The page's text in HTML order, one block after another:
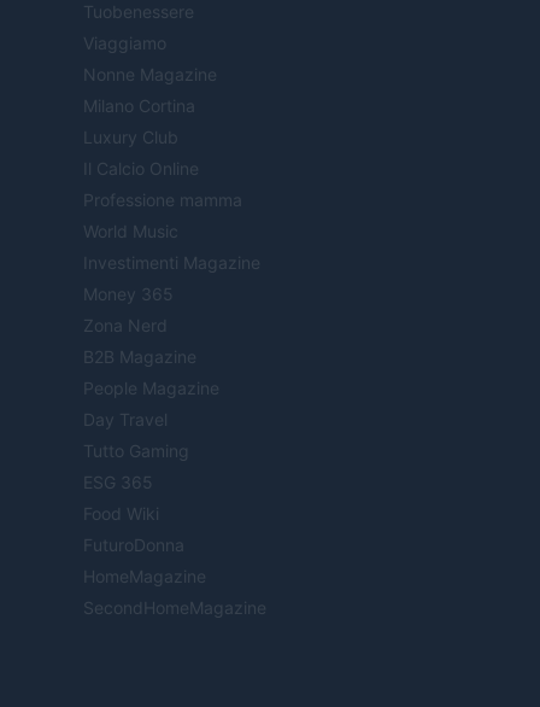
Tuobenessere
Viaggiamo
Nonne Magazine
Milano Cortina
Luxury Club
Il Calcio Online
Professione mamma
World Music
Investimenti Magazine
Money 365
Zona Nerd
B2B Magazine
People Magazine
Day Travel
Tutto Gaming
ESG 365
Food Wiki
FuturoDonna
HomeMagazine
SecondHomeMagazine